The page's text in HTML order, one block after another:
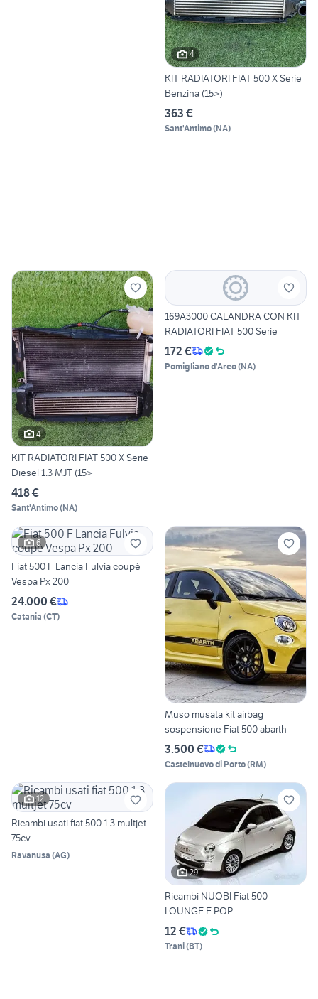
4
KIT RADIATORI FIAT 500 X Serie
Benzina (15>)
363 €
Sant'Antimo(NA)
4
KIT RADIATORI FIAT 500 X Serie
Diesel 1.3 MJT (15>
418 €
Sant'Antimo(NA)
169A3000 CALANDRA CON KIT
RADIATORI FIAT 500 Serie
172 €
Pomigliano d'Arco(NA)
6
Fiat 500 F Lancia Fulvia coupé
Vespa Px 200
24.000 €
Catania (CT)
Muso musata kit airbag
sospensione Fiat 500 abarth
3.500 €
Castelnuovo di Porto(RM)
12
Ricambi usati fiat 500 1.3 multjet
75cv
Ravanusa (AG)
29
Ricambi NUOBI Fiat 500
LOUNGE E POP
12 €
Trani(BT)